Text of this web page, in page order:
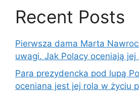
Recent Posts
Pierwsza dama Marta
uwagi. Jak Polacy oceniają jej
Para prezydencka pod lupą
oceniana jest jej rola w życiu